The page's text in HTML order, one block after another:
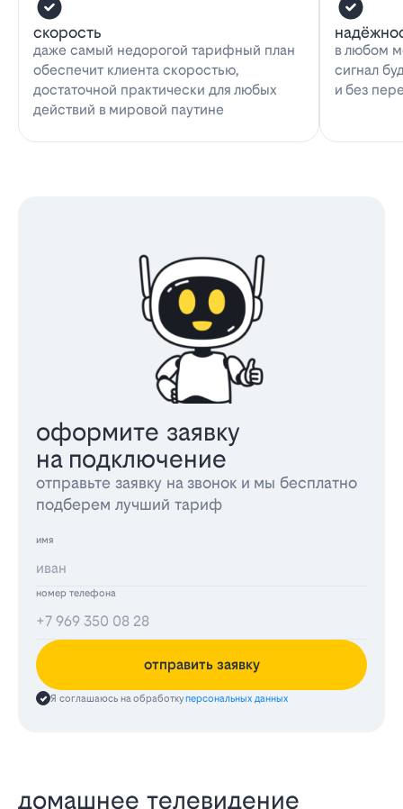
скорость
даже самый недорогой тарифный план
обеспечит клиента скоростью,
достаточной практически для любых
действий в мировой паутине
в любом
сигнал
и без
оформите заявку
на подключение
отправьте заявку на звонок и мы бесплатно
подберем лучший тариф
имя
номер телефона
отправить заявку
Я соглашаюсь на обработкуперсональных данных
домашнее телевидение